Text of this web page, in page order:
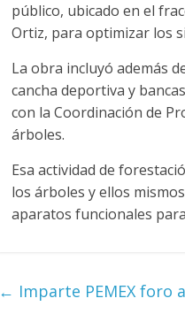
público, ubicado en el
Ortiz, para optimizar los
La obra incluyó además
cancha deportiva y
con la Coordinación de
árboles.
Esa actividad de
los árboles y ellos
aparatos funcionales
← Imparte PEMEX foro